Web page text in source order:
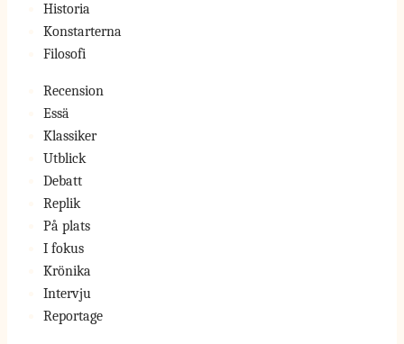
Historia
Konstarterna
Filosofi
Recension
Essä
Klassiker
Utblick
Debatt
Replik
På plats
I fokus
Krönika
Intervju
Reportage